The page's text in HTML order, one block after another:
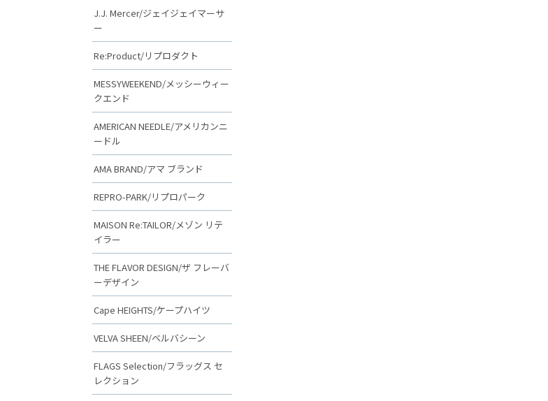
J.J. Mercer/ジェイジェイマーサ
ー
Re:Product/リプロダクト
MESSYWEEKEND/メッシーウィー
クエンド
AMERICAN NEEDLE/アメリカンニ
ードル
AMA BRAND/アマ ブランド
REPRO-PARK/リプロパーク
MAISON Re:TAILOR/メゾン リテ
イラー
THE FLAVOR DESIGN/ザ フレーバ
ーデザイン
Cape HEIGHTS/ケープハイツ
VELVA SHEEN/ベルバシーン
FLAGS Selection/フラッグス セ
レクション